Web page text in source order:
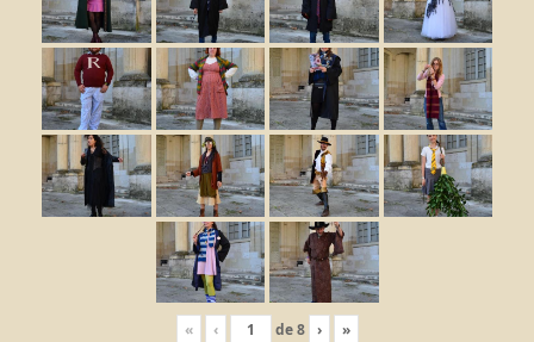
« ‹ de8 › »